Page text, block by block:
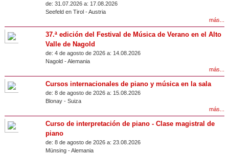
de: 31.07.2026 a: 17.08.2026
Seefeld en Tirol-Austria
más...
37.ª edición del Festival de Música de Verano en el Alto
Valle de Nagold
de: 4 de agosto de 2026 a: 14.08.2026
Nagold-Alemania
más...
Cursos internacionales de piano y música en la sala
de: 8 de agosto de 2026 a: 15.08.2026
Blonay- Suiza
más...
Curso de interpretación de piano - Clase magistral de
piano
de: 8 de agosto de 2026 a: 23.08.2026
Münsing-Alemania